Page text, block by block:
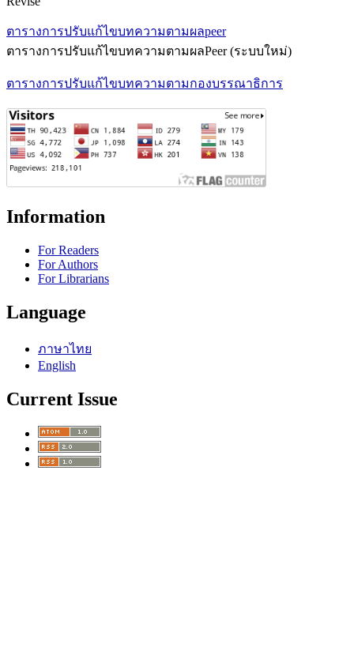
ตารางการปรับแก้ไขบทความตามผลpeer
ตารางการปรับแก้ไขบทความตามผลPeer (ระบบใหม่)
ตารางการปรับแก้ไขบทความตามกองบรรณาธิการ
Information
For Readers
For Authors
For Librarians
Language
ภาษาไทย
English
Current Issue